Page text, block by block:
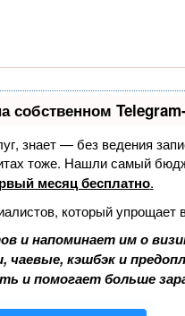
собственном
знает — без ведения
тоже. Нашли самый
месяц бесплатно.
который упрощает
и напоминает им о
чаевые, кэшбэк и
и помогает больше